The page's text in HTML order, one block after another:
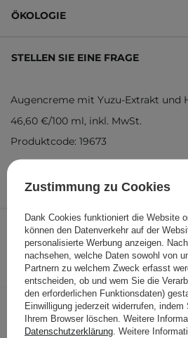
6,99 € /Stk.
IN
ÖKOLOGIE
STELLEN SIE EINE FRAGE
Augencreme mit Yuzu-Extrakt und
46,60 €/100 ml, inkl. MwSt.
Produktcode: 19673
Folgende
anderen
Zustimmung zu Cookies
Dank Cookies funktioniert die Website
können den Datenverkehr auf der
personalisierte Werbung anzeigen.
nachsehen, welche Daten sowohl von
Partnern zu welchem Zweck erfasst
entscheiden, ob und wem Sie die
den erforderlichen Funktionsdaten)
Einwilligung jederzeit widerrufen,
Ihrem Browser löschen. Weitere
Datenschutzerklärung . Weitere